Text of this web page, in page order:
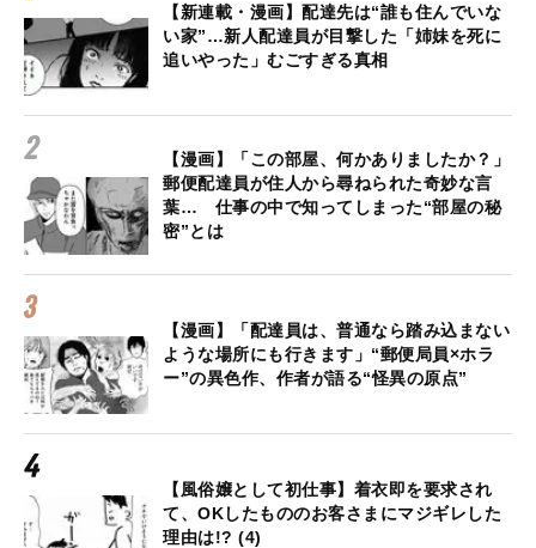
【新連載・漫画】配達先は“誰も住んでいな
い家”…新人配達員が目撃した「姉妹を死に
追いやった」むごすぎる真相
【漫画】「この部屋、何かありましたか？」
郵便配達員が住人から尋ねられた奇妙な言
葉… 仕事の中で知ってしまった“部屋の秘
密”とは
【漫画】「配達員は、普通なら踏み込まない
ような場所にも行きます」“郵便局員×ホラ
ー”の異色作、作者が語る“怪異の原点”
【風俗嬢として初仕事】着衣即を要求され
て、OKしたもののお客さまにマジギレした
理由は!? (4)